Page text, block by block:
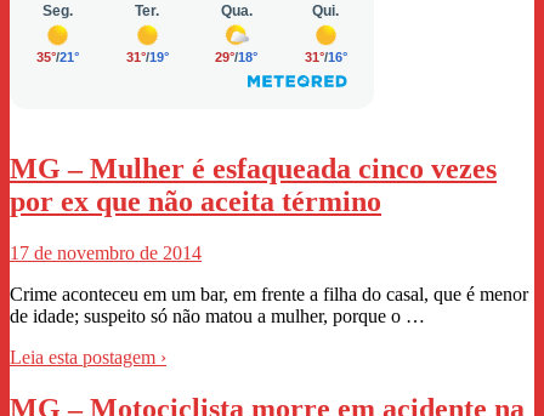
MG – Mulher é esfaqueada cinco vezes
por ex que não aceita término
17 de novembro de 2014
Crime aconteceu em um bar, em frente a filha do casal, que é menor
de idade; suspeito só não matou a mulher, porque o …
Leia esta postagem ›
MG – Motociclista morre em acidente na